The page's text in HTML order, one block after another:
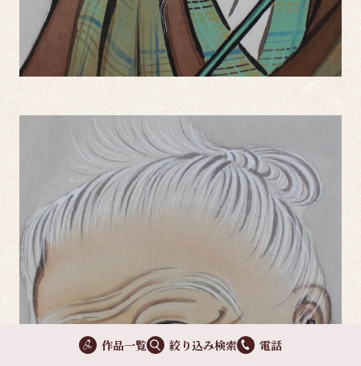
作品一覧 絞り込み検索 電話